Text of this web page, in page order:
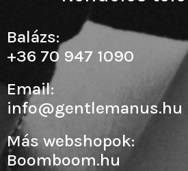
Balázs:
+36 70 947 1090
Email:
info@gentlemanus.hu
Más webshopok:
Boomboom.hu